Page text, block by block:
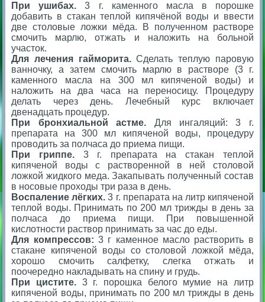
При ушибах. 3 г. каменного масла в порошке
добавить в стакан теплой кипячёной воды и ввести
две столовые ложки мёда. В полученном растворе
смочить марлю, отжать и наложить на больной
участок.
Для лечения гайморита.Сделать теплую паровую
ванночку, а затем смочить марлю в растворе (3 г.
каменного масла на 300 мл кипяченой воды) и
наложить на два часа на переносицу. Процедуру
делать через день. Лечебный курс включает
двенадцать процедур.
При бронхиальной астме. Для ингаляций: 3 г.
препарата на 300 мл кипяченой воды, процедуру
проводить за полчаса до приема пищи.
При гриппе. 3 г. препарата на стакан теплой
кипяченой воды с растворенной в ней столовой
ложкой жидкого меда. Закапывать полученный состав
в носовые проходы три раза в день.
Воспаление лёгких. 3 г. препарата на литр кипяченой
теплой воды. Принимать по 200 мл трижды в день за
полчаса до приема пищи. При повышенной
кислотности раствор принимать за час до еды.
Для компрессов: 3 г каменное масло растворить в
стакане кипяченой воды со столовой ложкой мёда,
хорошо смочить салфетку, слегка отжать и
поочередно накладывать на спину и грудь.
При цистите. 3 г. порошка белого мумие на литр
кипяченой воды, принимать по 200 мл трижды в день